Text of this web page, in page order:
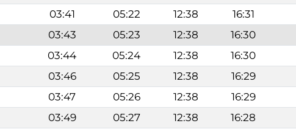
03:41 05:22 12:38 16:31
03:43 05:23 12:38 16:30
03:44 05:24 12:38 16:30
03:46 05:25 12:38 16:29
03:47 05:26 12:38 16:29
03:49 05:27 12:38 16:28